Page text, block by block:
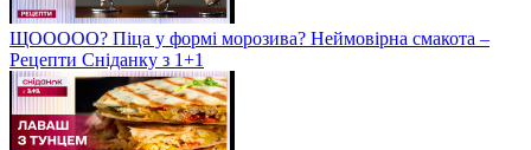
ЩООООО? Піца у формі морозива? Неймовірна смакота –
Рецепти Сніданку з 1+1